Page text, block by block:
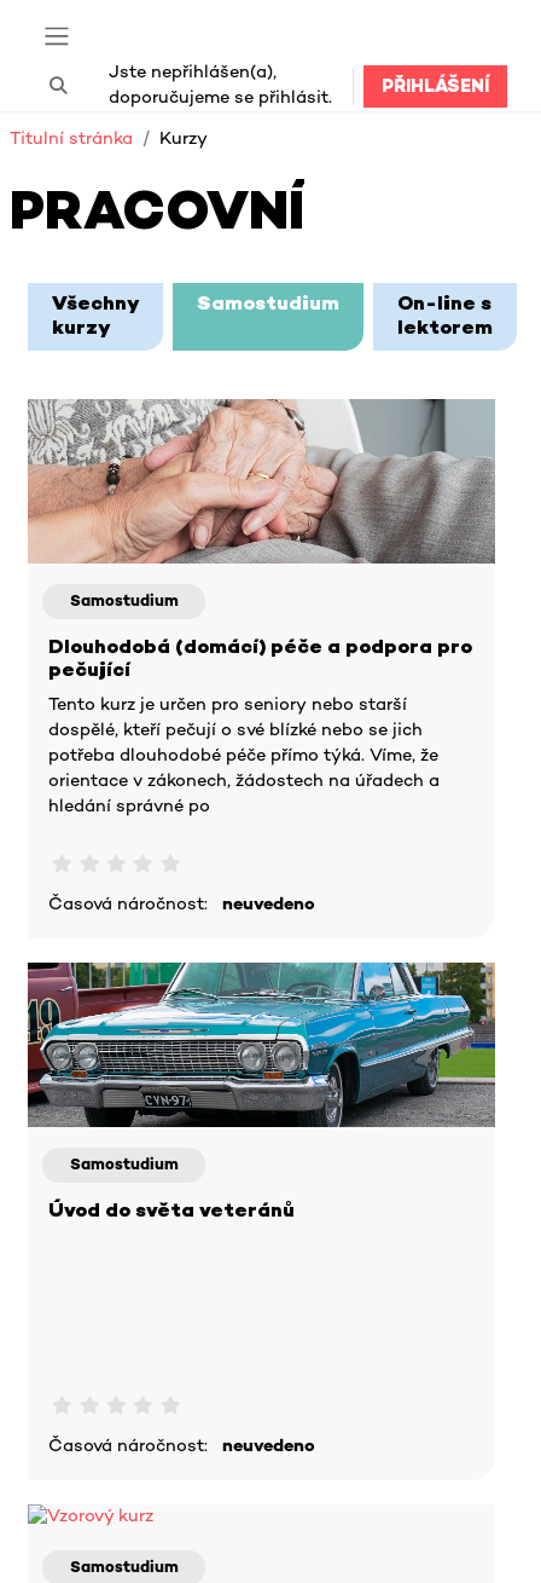
Boční panel
Přepnout vyhledávání
Jste nepřihlášen(a),
doporučujeme se přihlásit.
PŘIHLÁŠENÍ
Titulní stránka Kurzy
PRACOVNÍ
Bloky hlavního obsahu
Všechny
kurzy
Samostudium
On-line s
lektorem
Samostudium
Dlouhodobá (domácí) péče a podpora pro
pečující
Tento kurz je určen pro seniory nebo starší
dospělé, kteří pečují o své blízké nebo se jich
potřeba dlouhodobé péče přímo týká. Víme, že
orientace v zákonech, žádostech na úřadech a
hledání správné po
Časová náročnost: neuvedeno
Samostudium
Úvod do světa veteránů
Časová náročnost: neuvedeno
Samostudium